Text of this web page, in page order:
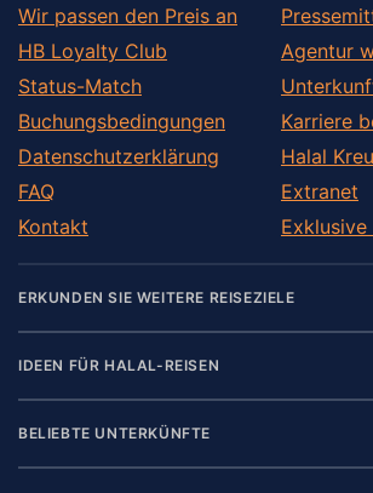
Wir passen den Preis an
HB Loyalty Club
Status-Match
Buchungsbedingungen
Datenschutzerklärung
FAQ
Kontakt
Agentur
Karriere
Halal
Extranet
Exklusive
ERKUNDEN SIE WEITERE REISEZIELE
IDEEN FÜR HALAL-REISEN
BELIEBTE UNTERKÜNFTE